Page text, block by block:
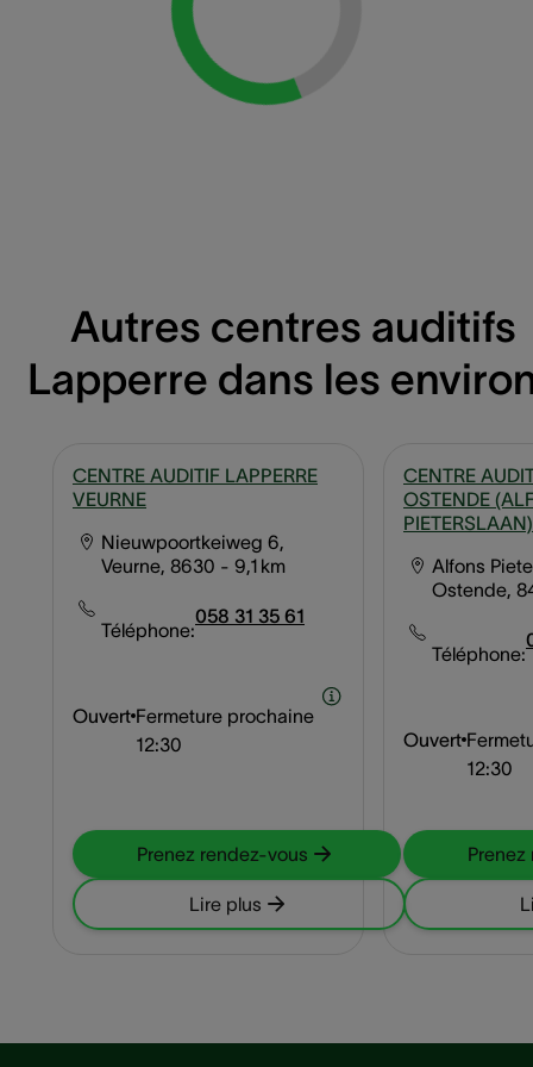
Autres centres auditifs
Lapperre dans les
CENTRE AUDITIF LAPPERRE
VEURNE
Nieuwpoortkeiweg 6,
Veurne, 8630 - 9,1 km
Téléphone:
058 31 35 61
Ouvert Fermeture prochaine
12:30
Prenez rendez-vous
Lire plus
CENTRE
OSTENDE
PIETERSLAAN)
Alfons
Ostende,
Téléphone:
Ouvert
12:30